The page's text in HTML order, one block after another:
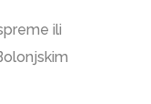
ili